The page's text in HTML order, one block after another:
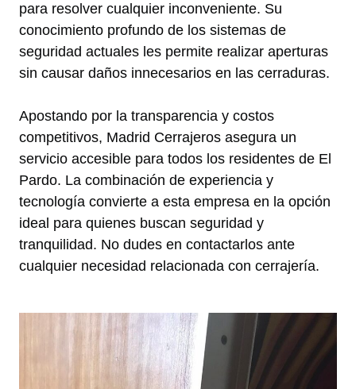
para resolver cualquier inconveniente. Su
conocimiento profundo de los sistemas de
seguridad actuales les permite realizar aperturas
sin causar daños innecesarios en las cerraduras.
Apostando por la transparencia y costos
competitivos, Madrid Cerrajeros asegura un
servicio accesible para todos los residentes de El
Pardo. La combinación de experiencia y
tecnología convierte a esta empresa en la opción
ideal para quienes buscan seguridad y
tranquilidad. No dudes en contactarlos ante
cualquier necesidad relacionada con cerrajería.